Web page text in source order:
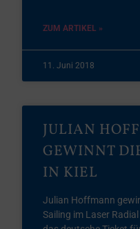
ZUM ARTIKEL »
11. Juni 2018
JULIAN
GEWINNT
IN KIEL
Julian Hoffmann
Sailing im Laser